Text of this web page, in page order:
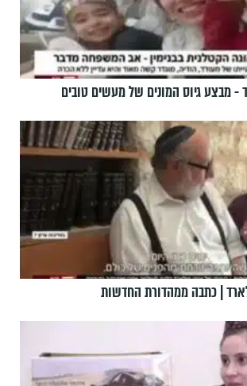
- מבצע גיוס המונים של מעשים טובים
| כתבה ממהדורת החדשות